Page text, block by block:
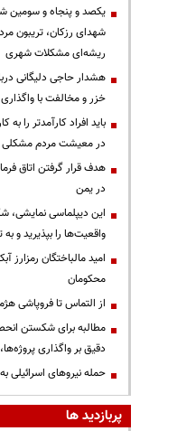
یکصد و پنجاه و
شهدای رزکان، تریبون
ریشه‌ای مشکلات شهری
هشدار حاجی دلیگانی
خزر و مخالفت با واگذاری
باید افراد کارآمدتر را
در معیشت مردم مشکلی
هدف قرار گرفتن اتاق‌
در یمن
این دیپلماسی
واقعیت‌ها را بپذیرید و
امید مالباختگان رمزارز
محکومان
از التماس تا فروپاشی
مطالبه برای شکستن
دقیق بر واگذاری
حمله نیروهای اسرائیلی
پربازدید ها